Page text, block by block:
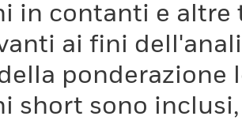
riguarda solo gli emittenti societari.
è disponibile
qui.
ITR viene calcolato in parte
Le fasce aiutano a evidenziare
in contanti e
ai fini
ponderazione
short sono